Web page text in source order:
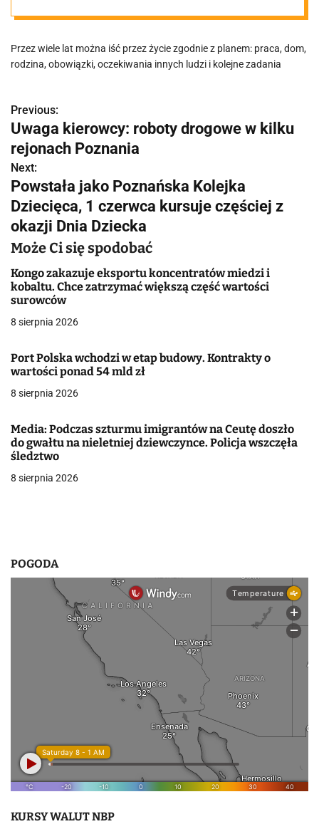
Kiedy stary
scenariusz
przestaje
działać?
Przez wiele lat można iść przez życie zgodnie z planem: praca, dom,
rodzina, obowiązki, oczekiwania innych ludzi i kolejne zadania
N
a
w
i
g
a
c
j
a
w
p
s
u
Previous:
Uwaga kierowcy: roboty drogowe w kilku
rejonach Poznania
Next:
Powstała jako Poznańska Kolejka
Dziecięca, 1 czerwca kursuje częściej z
okazji Dnia Dziecka
Może Ci się spodobać
Kongo zakazuje eksportu koncentratów miedzi i
kobaltu. Chce zatrzymać większą część wartości
surowców
8 sierpnia 2026
Port Polska wchodzi w etap budowy. Kontrakty o
wartości ponad 54 mld zł
8 sierpnia 2026
Media: Podczas szturmu imigrantów na Ceutę doszło
do gwałtu na nieletniej dziewczynce. Policja wszczęła
śledztwo
8 sierpnia 2026
POGODA
KURSY WALUT NBP